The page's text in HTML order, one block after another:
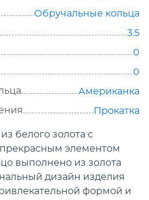
Обручальные кольца
3.5
0
0
Американка
Прокатка
белого золота с
элементом
выполнено из золота
дизайн изделия
формой и